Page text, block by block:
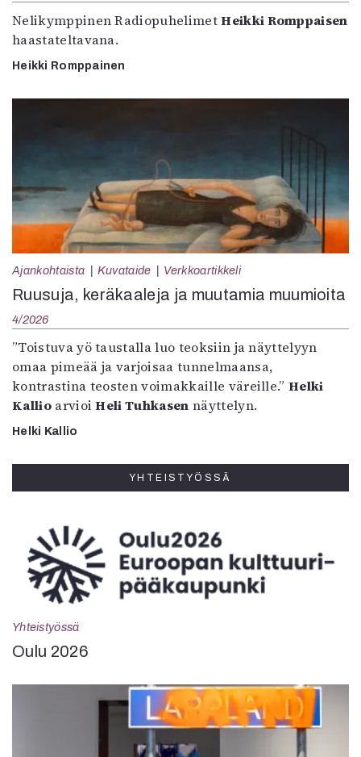
Nelikymppinen RadiopuhelimetHeikki Romppaisen
haastateltavana.
Heikki Romppainen
Ajankohtaista Kuvataide Verkkoartikkeli
Ruusuja, keräkaaleja ja muutamia muumioita
4/2026
”Toistuva yö taustalla luo teoksiin ja näyttelyyn
omaa pimeää ja varjoisaa tunnelmaansa,
kontrastina teosten voimakkaille väreille.”Helki
KallioarvioiHeli Tuhkasen näyttelyn.
Helki Kallio
YHTEISTYÖSSÄ
Yhteistyössä
Oulu 2026